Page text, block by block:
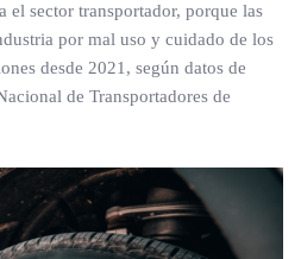
el sector transportador, porque las
por mal uso y cuidado de los
desde 2021, según datos de
de Transportadores de